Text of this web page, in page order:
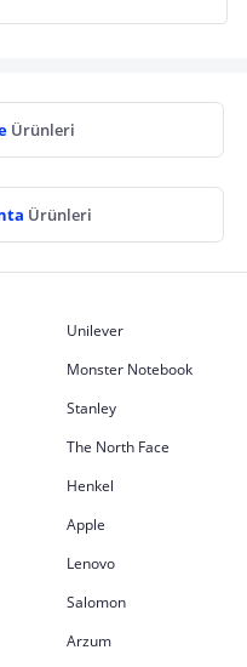
Ürünleri
Ürünleri
Unilever
Monster Notebook
Stanley
The North Face
Henkel
Apple
Lenovo
Salomon
Arzum